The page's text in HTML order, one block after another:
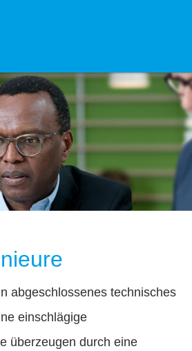
abgeschlossenes technisches
einschlägige
überzeugen durch eine